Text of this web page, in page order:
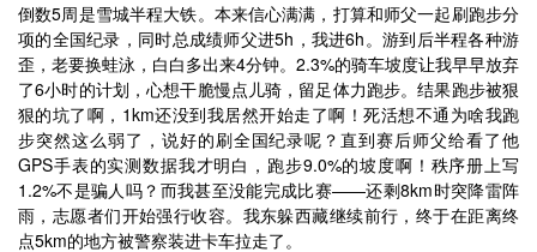
倒数5周是雪城半程大铁。本来信心满满，打算和师父一起刷跑步分
项的全国纪录，同时总成绩师父进5h，我进6h。游到后半程各种游
歪，老要换蛙泳，白白多出来4分钟。2.3%的骑车坡度让我早早放弃
了6小时的计划，心想干脆慢点儿骑，留足体力跑步。结果跑步被狠
狠的坑了啊，1km还没到我居然开始走了啊！死活想不通为啥我跑
步突然这么弱了，说好的刷全国纪录呢？直到赛后师父给看了他
GPS手表的实测数据我才明白，跑步9.0%的坡度啊！秩序册上写
1.2%不是骗人吗？而我甚至没能完成比赛——还剩8km时突降雷阵
雨，志愿者们开始强行收容。我东躲西藏继续前行，终于在距离终
点5km的地方被警察装进卡车拉走了。